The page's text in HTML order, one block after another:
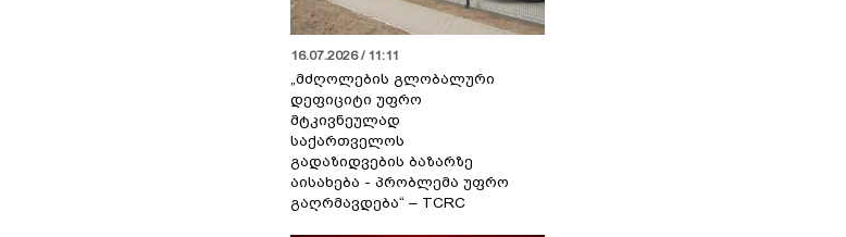
16.07.2026 / 11:11
„მძღოლების გლობალური
დეფიციტი უფრო
მტკივნეულად
საქართველოს
გადაზიდვების ბაზარზე
აისახება - პრობლემა უფრო
გაღრმავდება“ – TCRC